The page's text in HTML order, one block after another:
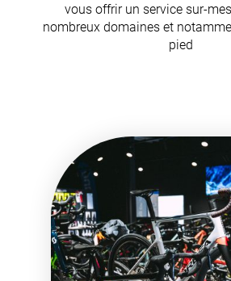
vous offrir un service sur-
nombreux domaines et
pied